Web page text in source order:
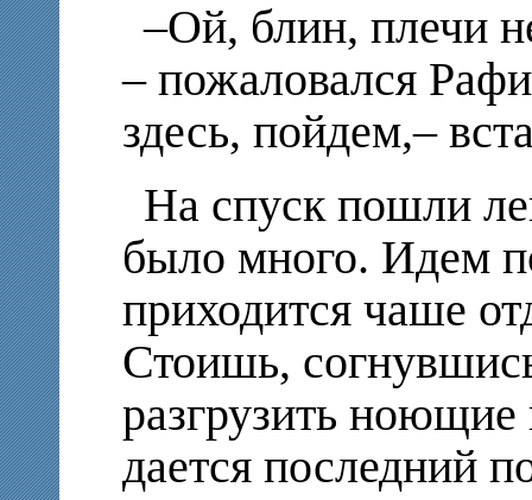
–Ой, блин, плечи
– пожаловался
здесь, пойдем,–
На спуск пошли
было много. Идем
приходится чаше
Стоишь,
разгрузить
дается последний